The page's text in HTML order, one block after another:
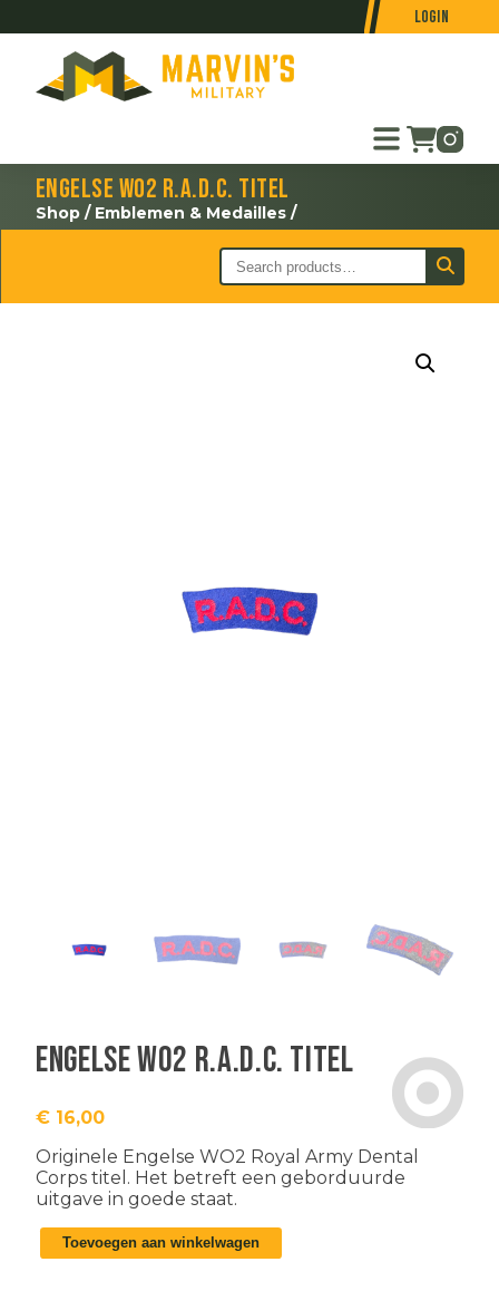
Login
Engelse WO2 R.A.D.C. titel
Shop / Emblemen & Medailles /
Engelse WO2 R.A.D.C. titel
€ 16,00
Originele Engelse WO2 Royal Army Dental
Corps titel. Het betreft een geborduurde
uitgave in goede staat.
Engelse
WO2
Toevoegen aan winkelwagen